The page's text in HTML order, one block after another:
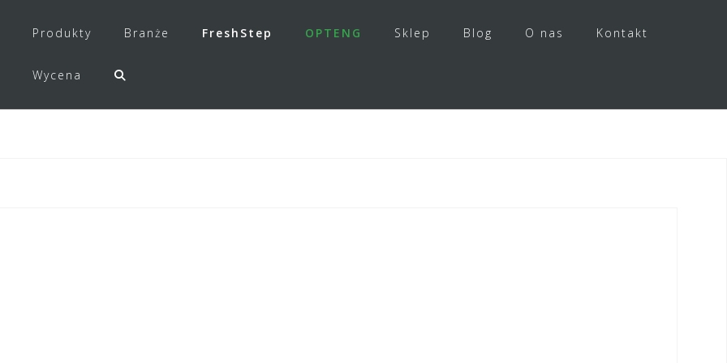
Produkty Branże FreshStep OPTENG Sklep Blog O nas Kontakt
Wycena